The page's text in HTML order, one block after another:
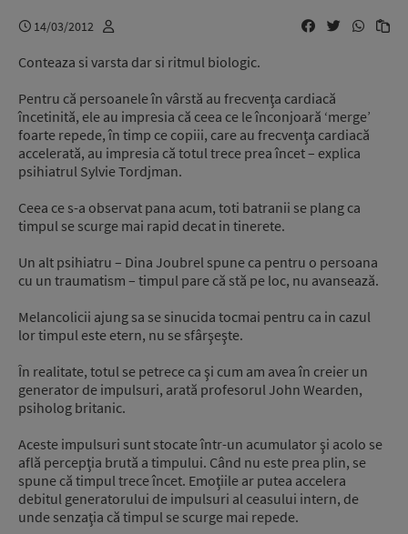
14/03/2012
Conteaza si varsta dar si ritmul biologic.
Pentru că persoanele în vârstă au frecvenţa cardiacă
încetinită, ele au impresia că ceea ce le înconjoară ‘merge’
foarte repede, în timp ce copiii, care au frecvenţa cardiacă
accelerată, au impresia că totul trece prea încet – explica
psihiatrul Sylvie Tordjman.
Ceea ce s-a observat pana acum, toti batranii se plang ca
timpul se scurge mai rapid decat in tinerete.
Un alt psihiatru – Dina Joubrel spune ca pentru o persoana
cu un traumatism – timpul pare că stă pe loc, nu avansează.
Melancolicii ajung sa se sinucida tocmai pentru ca in cazul
lor timpul este etern, nu se sfârşeşte.
În realitate, totul se petrece ca şi cum am avea în creier un
generator de impulsuri, arată profesorul John Wearden,
psiholog britanic.
Aceste impulsuri sunt stocate într-un acumulator şi acolo se
află percepţia brută a timpului. Când nu este prea plin, se
spune că timpul trece încet. Emoţiile ar putea accelera
debitul generatorului de impulsuri al ceasului intern, de
unde senzaţia că timpul se scurge mai repede.